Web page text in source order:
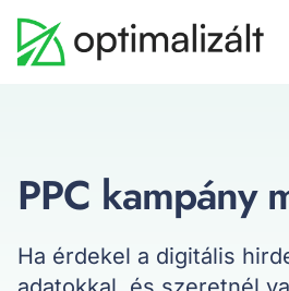
PPC kampány
Ha érdekel a digitális